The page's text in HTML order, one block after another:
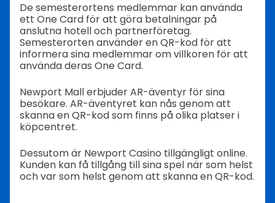
De semesterortens medlemmar kan använda
ett One Card för att göra betalningar på
anslutna hotell och partnerföretag.
Semesterorten använder en QR-kod för att
informera sina medlemmar om villkoren för att
använda deras One Card.
Newport Mall erbjuder AR-äventyr för sina
besökare. AR-äventyret kan nås genom att
skanna en QR-kod som finns på olika platser i
köpcentret.
Dessutom är Newport Casino tillgängligt online.
Kunden kan få tillgång till sina spel när som helst
och var som helst genom att skanna en QR-kod.